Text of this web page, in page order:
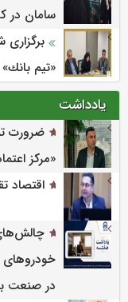
سامان در
«تیم بانك»
یادداشت
ضرورت
«مرکز
اقتصاد
در صنعت